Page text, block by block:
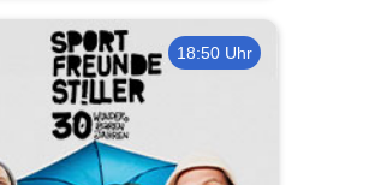
18:50 Uhr